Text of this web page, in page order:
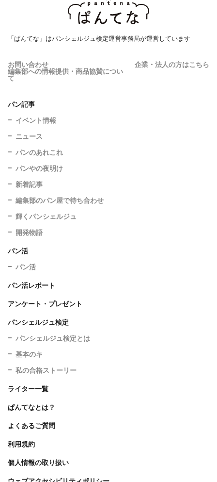
「ぱんてな」はパンシェルジュ検定運営事務局が運営しています
お問い合わせ 企業・法人の方はこちら
編集部への情報提供・商品協賛につい
て
パン記事
イベント情報
ニュース
パンのあれこれ
パンやの夜明け
新着記事
編集部のパン屋で待ち合わせ
輝くパンシェルジュ
開発物語
パン活
パン活
パン活レポート
アンケート・プレゼント
パンシェルジュ検定
パンシェルジュ検定とは
基本のキ
私の合格ストーリー
ライター一覧
ぱんてなとは？
よくあるご質問
利用規約
個人情報の取り扱い